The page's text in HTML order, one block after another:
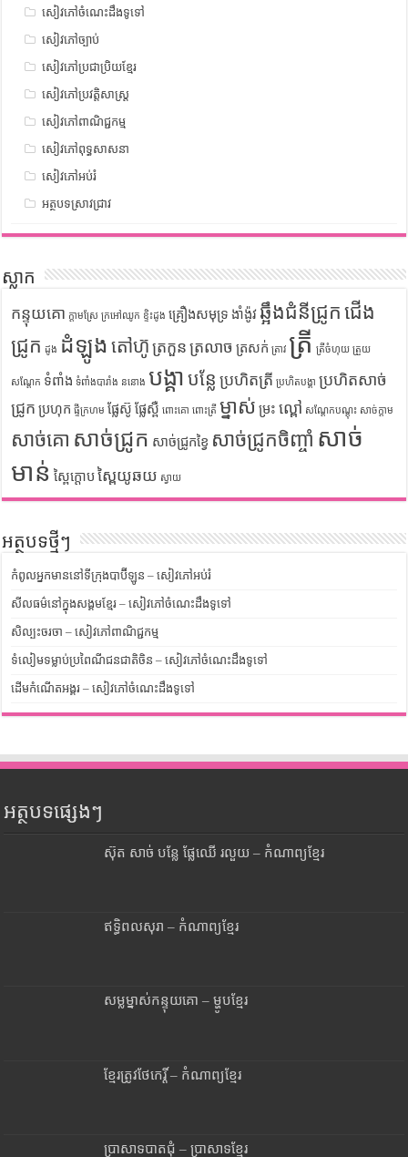
សៀវភៅចំណេះដឹងទូទៅ
សៀវភៅច្បាប់
សៀវភៅប្រជាប្រិយខ្មែរ
សៀវភៅប្រវត្តិសាស្រ្ត
សៀវភៅពាណិជ្ជកម្ម
សៀវភៅពុទ្ធសាសនា
សៀវភៅអប់រំ
អត្ថបទស្រាវជ្រាវ
ស្លាក
កន្ទុយគោ ក្តាមស្រែ ក្រអៅឈូក ខ្ទិះដូង គ្រឿងសមុទ្រ ងាំង៉ូវ ឆ្អឹងជំនីជ្រូក ជើង
ជ្រូក ដូង ដំឡូង តៅហ៊ូ ត្រកួន ត្រលាច ត្រសក់ ត្រាវ ត្រី ត្រីចំហុយ ត្រួយ
សណ្តែក ទំពាំង ទំពាំងបារាំង ននោង បង្គា បន្លែ ប្រហិតត្រី ប្រហិតបង្គា ប្រហិតសាច់
ជ្រូក ប្រហុក ផ្ទីក្រហម ផ្លែស៊ូ ផ្លែស្ពឺ ពោះគោ ពោះត្រី ម្នាស់ ម្រះ ល្ពៅ សណ្តែកបណ្តុះ សាច់ក្តាម
សាច់គោ សាច់ជ្រូក សាច់ជ្រូកខ្វៃ សាច់ជ្រូកចិញ្ចាំ សាច់
មាន់ ស្ពៃក្តោប ស្ពៃយូឆយ ស្វាយ
អត្ថបទថ្មីៗ
កំពូលអ្នកមាននៅទីក្រុងបាប៊ីឡូន – សៀវភៅអប់រំ
សីលធម៌នៅក្នុងសង្គមខ្មែរ – សៀវភៅចំណេះដឹងទូទៅ
សិល្បះចរចា – សៀវភៅពាណិជ្ជកម្ម
ទំលៀមទម្លាប់ប្រពៃណីជនជាតិចិន – សៀវភៅចំណេះដឹងទូទៅ
ដើមកំណើតអង្គរ – សៀវភៅចំណេះដឹងទូទៅ
អត្ថបទផ្សេងៗ
ស៊ុត សាច់ បន្លែ ផ្លែឈើ រលួយ – កំណាព្យខ្មែរ
ឥទ្ធិពលសុរា – កំណាព្យខ្មែរ
សម្លម្នាស់កន្ទុយគោ – ម្ហូបខ្មែរ
ខ្មែរត្រូវថែកេរ្តិ៍ – កំណាព្យខ្មែរ
ប្រាសាទបាតជុំ – ប្រាសាទខ្មែរ